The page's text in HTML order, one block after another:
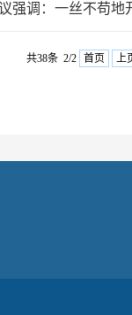
强调：一丝不苟地
共38条 2/2 首页 上